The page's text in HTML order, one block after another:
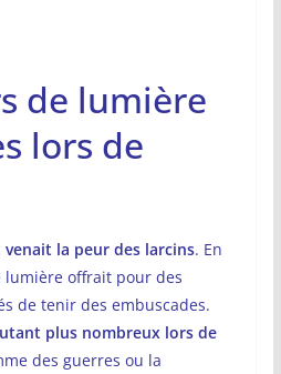
de lumière
lors de
la peur des larcins. En
lumière offrait pour des
de tenir des embuscades.
plus nombreux lors de
des guerres ou la